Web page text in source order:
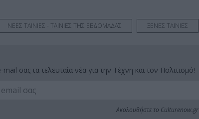
ΝΕΕΣ ΤΑΙΝΙΕΣ - ΤΑΙΝΙΕΣ ΤΗΣ ΕΒΔΟΜΑΔΑΣ ΞΕΝΕΣ ΤΑΙΝΙΕΣ
σας τα τελευταία νέα για την Τέχνη και τον Πολιτισμό!
Ακολουθήστε το Culturenow.gr